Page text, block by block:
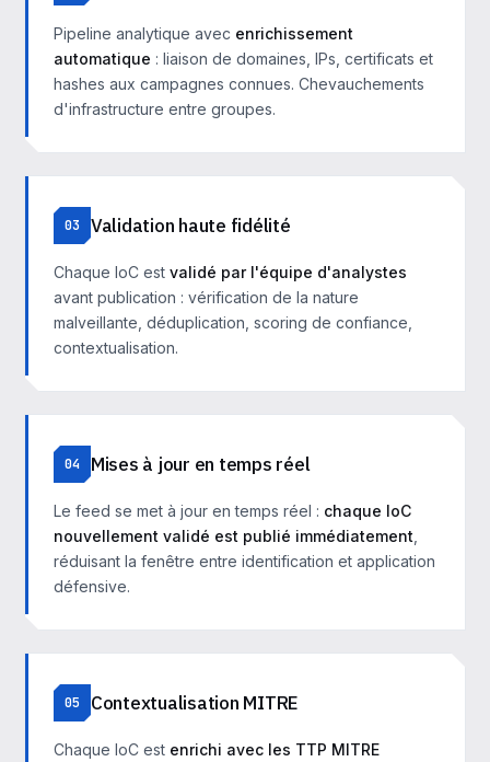
Pipeline analytique avec enrichissement
automatique : liaison de domaines, IPs, certificats et
hashes aux campagnes connues. Chevauchements
d'infrastructure entre groupes.
03 Validation haute fidélité
Chaque IoC est validé par l'équipe d'analystes
avant publication : vérification de la nature
malveillante, déduplication, scoring de confiance,
contextualisation.
04 Mises à jour en temps réel
Le feed se met à jour en temps réel : chaque IoC
nouvellement validé est publié immédiatement
réduisant la fenêtre entre identification et application
défensive.
05 Contextualisation MITRE
Chaque IoC est enrichi avec les TTP MITRE